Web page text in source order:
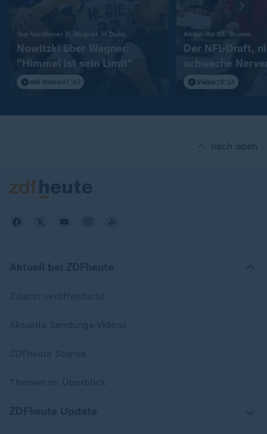
Top-Verdiener F. Wagner in Doku
Nowitzki über Wagner:
"Himmel ist sein Limit"
mit Video47:43
Amon-Ra St. Brown
Der NFL-Draft,
schwache
Video 19:14
nach oben